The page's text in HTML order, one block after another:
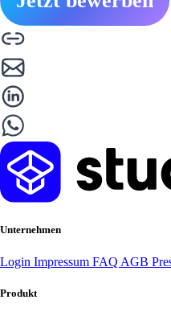
Unternehmen
Login Impressum FAQ AGB
Produkt